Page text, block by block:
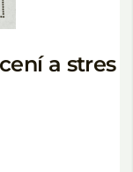
a stres